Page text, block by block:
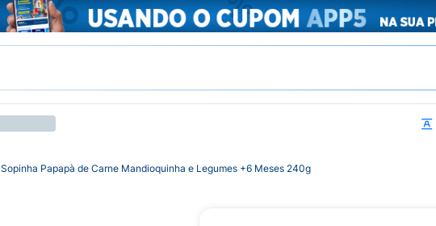
Sopinha Papapà de Carne Mandioquinha e Legumes +6 Meses 240g